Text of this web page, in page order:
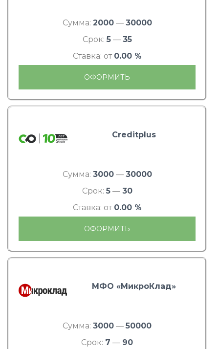
Сумма: 2000— 30000
Срок: 5— 35
Ставка: от 0.00 %
ОФОРМИТЬ
Creditplus
Сумма: 3000— 30000
Срок: 5— 30
Ставка: от 0.00 %
ОФОРМИТЬ
МФО «МикроКлад»
Сумма: 3000 — 50000
Срок: 7 — 90